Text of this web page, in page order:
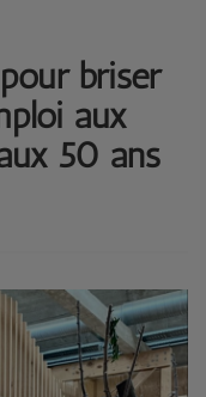
briser
aux
50 ans